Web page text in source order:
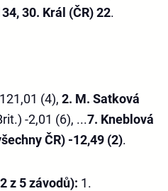
30. Král (ČR) 22.
(4), 2. M. Satková
-2,01 (6), ...7. Kneblová
ČR) -12,49 (2).
z 5 závodů): 1.